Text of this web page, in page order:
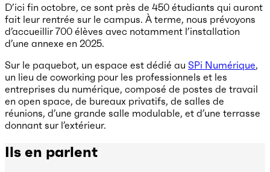
D’ici fin octobre, ce sont près de 450 étudiants qui auront
fait leur rentrée sur le campus. À terme, nous prévoyons
d’accueillir 700 élèves avec notamment l’installation
d’une annexe en 2025.
Sur le paquebot, un espace est dédié au SPi Numérique,
un lieu de coworking pour les professionnels et les
entreprises du numérique, composé de postes de travail
en open space, de bureaux privatifs, de salles de
réunions, d’une grande salle modulable, et d’une terrasse
donnant sur l’extérieur.
Ils en parlent